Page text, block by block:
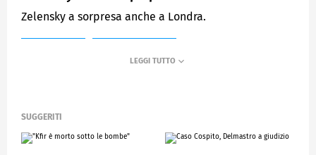
Zelensky a sorpresa anche a Londra.
SUGGERITI